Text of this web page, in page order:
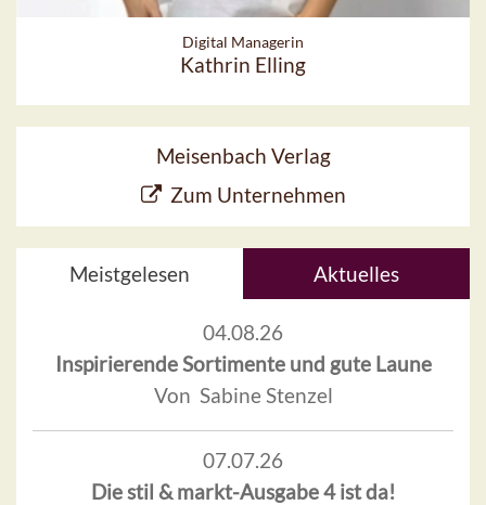
Digital Managerin
Kathrin Elling
Meisenbach Verlag
Zum Unternehmen
Meistgelesen Aktuelles
04.08.26
Inspirierende Sortimente und gute Laune
Von Sabine Stenzel
07.07.26
Die stil & markt-Ausgabe 4 ist da!